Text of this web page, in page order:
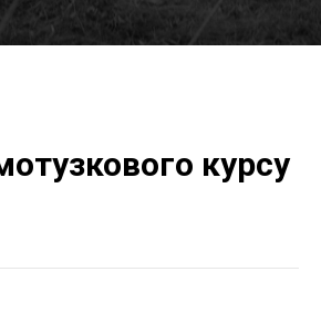
курсу